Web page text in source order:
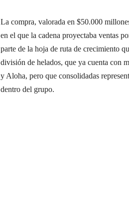
La compra, valorada en $50.000
en el que la cadena proyectaba ventas
parte de la hoja de ruta de crecimiento
división de helados, que ya cuenta con
y Aloha, pero que consolidadas
dentro del grupo.